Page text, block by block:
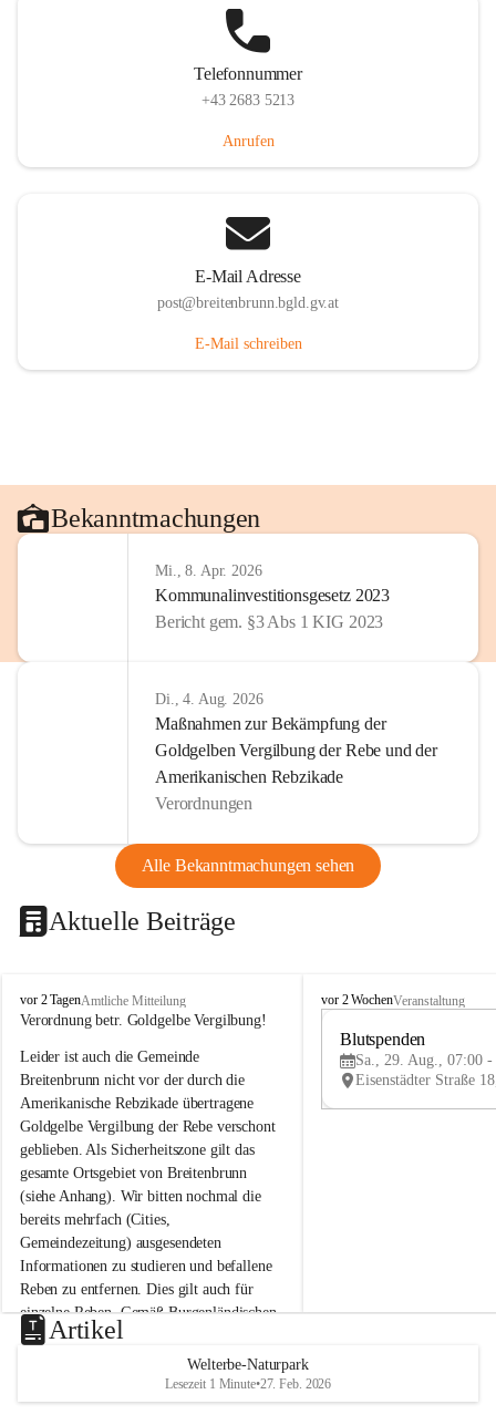
Telefonnummer
+43 2683 5213
Anrufen
E-Mail Adresse
post@breitenbrunn.bgld.gv.at
E-Mail schreiben
Bekanntmachungen
Mi., 8. Apr. 2026
Kommunalinvestitionsgesetz 2023
Bericht gem. §3 Abs 1 KIG 2023
Di., 4. Aug. 2026
Maßnahmen zur Bekämpfung der
Goldgelben Vergilbung der Rebe und der
Amerikanischen Rebzikade
Verordnungen
Alle Bekanntmachungen sehen
Aktuelle Beiträge
B
r
i
t
e
n
b
r
u
n
n
a
m
N
e
u
s
d
vor 2 TagenAmtliche Mitteilung
Verordnung betr. Goldgelbe Vergilbung!
Leider ist auch die Gemeinde
Breitenbrunn nicht vor der durch die
Amerikanische Rebzikade übertragene
Goldgelbe Vergilbung der Rebe verschont
geblieben. Als Sicherheitszone gilt das
gesamte Ortsgebiet von Breitenbrunn
(siehe Anhang). Wir bitten nochmal die
bereits mehrfach (Cities,
Gemeindezeitung) ausgesendeten
Informationen zu studieren und befallene
Reben zu entfernen. Dies gilt auch für
einzelne Reben. Gemäß Burgenländischen
Weinbaugesetz sind nicht gepflegte oder
unzulässige Weingärten zu roden! Bitte
helfen wir zusammen um unsere Winzer
vor den prognostizierten Ernteausfällen
B
e
u
e
d
vor 2 WochenVeranstaltung
Blutspenden
Sa., 29. Aug., 07:00 -
Artikel
Welterbe-Naturpark
Lesezeit 1 Minute•27. Feb. 2026